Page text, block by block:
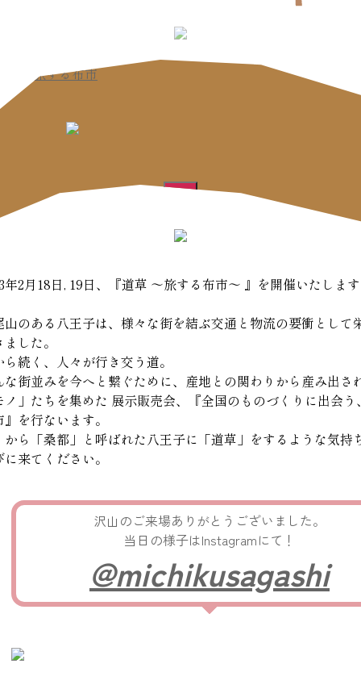
道
市
年2月18日, 19日、『道草 ～旅する布市～ 』を開催いたしま
山のある八王子は、様々な街を結ぶ交通と物流の要衝として
した。
ら続く、人々が行き交う道。
な街並みを今へと繋ぐために、産地との関わりから産み出さ
ノ」たちを集めた 展示販売会、『全国のものづくりに出会う
を行ないます。
から「桑都」と呼ばれた八王子に「道草」をするような気持
来てください。
沢山のご来場ありがとうございました。
当日の様子はInstagramにて！
@michikusagashi